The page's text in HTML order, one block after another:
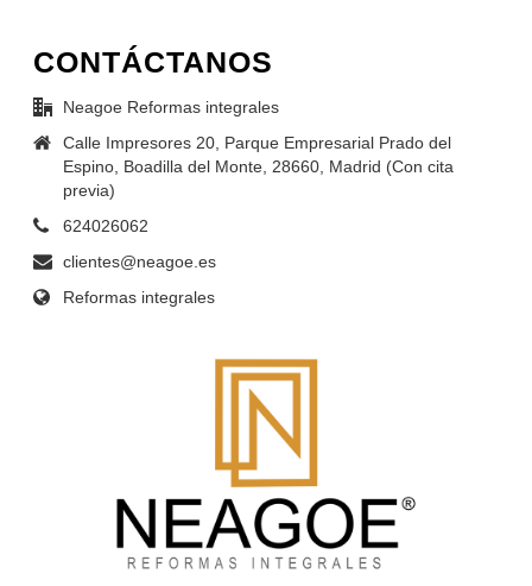
CONTÁCTANOS
Neagoe Reformas integrales
Calle Impresores 20, Parque Empresarial Prado del
Espino, Boadilla del Monte, 28660, Madrid (Con cita
previa)
624026062
clientes@neagoe.es
Reformas integrales